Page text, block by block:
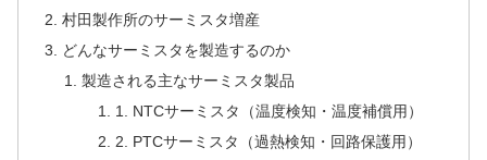
村田製作所のサーミスタ増産
どんなサーミスタを製造するのか
製造される主なサーミスタ製品
1. NTCサーミスタ（温度検知・温度補償用）
2. PTCサーミスタ（過熱検知・回路保護用）